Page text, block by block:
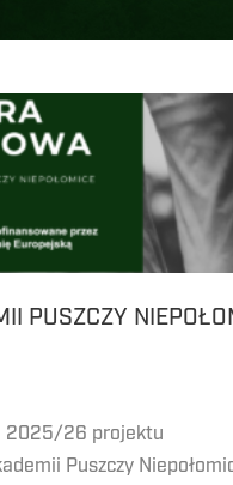
PUSZCZY
2025/26 projektu
Puszczy